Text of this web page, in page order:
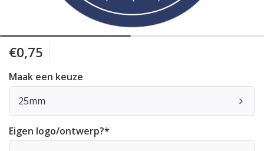
€0,75
Maak een keuze
25mm
Eigen logo/ontwerp?*